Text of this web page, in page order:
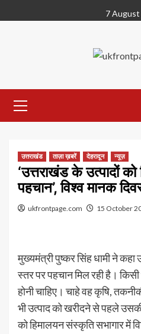
to
7
Menu
उत्तराखंड ताज़ा ख़बरें देहरादून न्यूज़
‘उत्तराखंड के उत्पादों
पहचान’, विश्व मानक
ukfrontpage.com 15 October
मुख्यमंत्री पुष्कर सिंह धामी ने कहा
स्तर पर पहचान मिल रही है। किसी
होनी चाहिए। चाहे वह कृषि,
भी उत्पाद को खरीदने से पहले
को हिमालयन संस्कृति सभागार में